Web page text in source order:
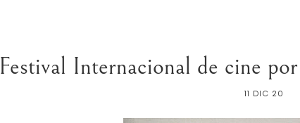
Festival Internacional de cine
11 DIC 20